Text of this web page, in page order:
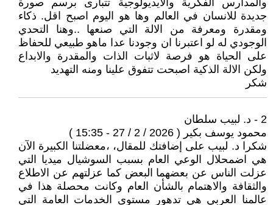
والمدارس الفكرية والايديولوجية تتبارى برسم صورة
جديدة للانسان في العالم وها هو اليوم اصبح اقل. ذكاء
ومقدرة ومعرفة من الالة التي صنعها ..وهنا التحدي
الوجودي له لو اعتبرنا ان وجودنا عدا ماهو طبيعي للحفاظ
على الحياة هو فرصة لاثبات الذات والمقدرة والابداع
ولكن الالة الذكية اصبحت تتفوق علينا ومنه التهديد
شكر
2 - د. لبيب سلطان
محمود يوسف بكير ( 2026 / 2 / 27 - 15:35 )
شكرا د. لبيب على إضافتك للمقال، ،معضلتنا الكبيرة الآن
هي اضمحلال الوعي العام بسبب السوشيال ميديا التي
عزلت الناس عن بعضهما البعض كما عزلتهم عن الاطلاع
والثقافة والاهتمام بالشأن العام وكانت محصلة هذا في
عالمنا العربي هي تدهور مستوى الخدمات العامة التي